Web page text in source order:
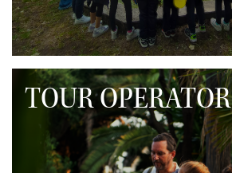
TOUR OPERATOR